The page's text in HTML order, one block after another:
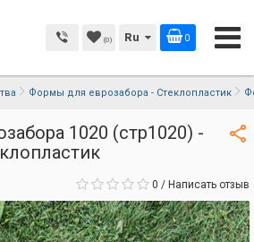
(0) Ru 0
Формы для еврозабора - Стеклопластик
1020 (стр1020) -
0 / Написать отзыв